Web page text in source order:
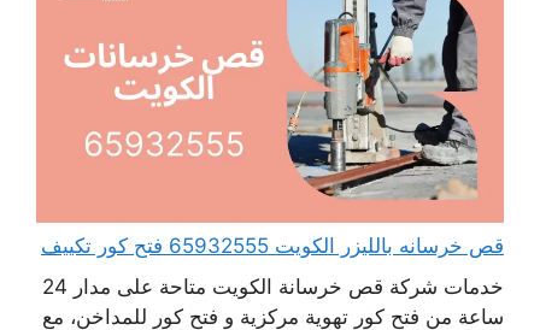
قص خرسانه بالليزر الكويت 65932555 فتح كور تكييف
خدمات شركة قص خرسانة الكويت متاحة على مدار 24
ساعة من فتح كور تهوية مركزية و فتح كور للمداخن، مع